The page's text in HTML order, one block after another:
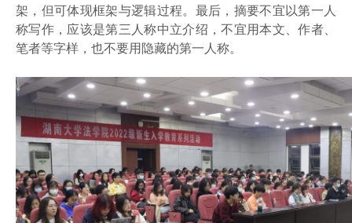
架，但可体现框架与逻辑过程。最后，摘要不宜以第一人
称写作，应该是第三人称中立介绍，不宜用本文、作者、
笔者等字样，也不要用隐藏的第一人称。